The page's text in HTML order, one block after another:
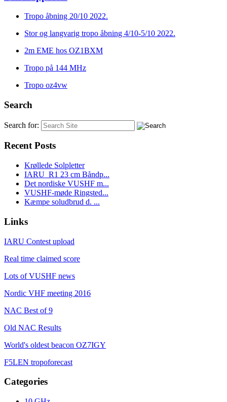
Tropo åbning 20/10 2022.
Stor og langvarig tropo åbning 4/10-5/10 2022.
2m EME hos OZ1BXM
Tropo på 144 MHz
Tropo oz4vw
Search
Search for:
Recent Posts
Krøllede Solpletter
IARU_R1 23 cm Båndp...
Det nordiske VUSHF m...
VUSHF-møde Ringsted...
Kæmpe soludbrud d. ...
Links
IARU Contest upload
Real time claimed score
Lots of VUSHF news
Nordic VHF meeting 2016
NAC Best of 9
Old NAC Results
World's oldest beacon OZ7IGY
F5LEN tropoforecast
Categories